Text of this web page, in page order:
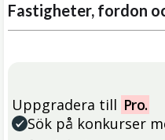
Fastigheter, fordon
Uppgradera till Pro.
Sök på konkurser